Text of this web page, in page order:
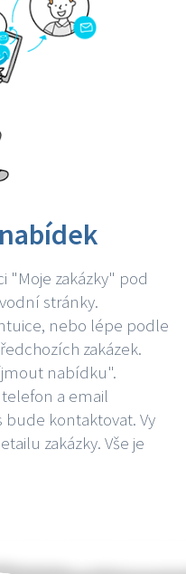
"Moje zakázky" pod
stránky.
nebo lépe podle
zakázek.
nabídku".
telefon a email
bude kontaktovat. Vy
zakázky. Vše je